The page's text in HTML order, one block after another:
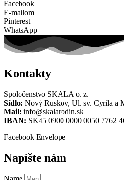
Facebook
E-mailom
Pinterest
WhatsApp
Kontakty
Spoločenstvo SKALA o. z.
Sídlo: Nový Ruskov, Ul. sv. Cyrila a
Mail: info@skalarodin.sk
IBAN: SK45 0900 0000 0050 7762
Facebook Envelope
Napíšte nám